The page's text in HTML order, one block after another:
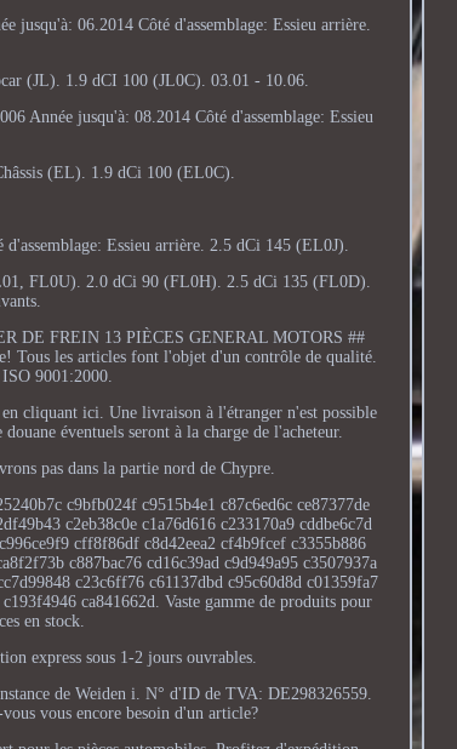
06.2014 Côté d'assemblage: Essieu arrière.
(JL). 1.9 dCI 100 (JL0C). 03.01 - 10.06.
Année jusqu'à: 08.2014 Côté d'assemblage: Essieu
(EL). 1.9 dCi 100 (EL0C).
Essieu arrière. 2.5 dCi 145 (EL0J).
FL0U). 2.0 dCi 90 (FL0H). 2.5 dCi 135 (FL0D).
DE FREIN 13 PIÈCES GENERAL MOTORS ##
les articles font l'objet d'un contrôle de qualité.
9001:2000.
cliquant ici. Une livraison à l'étranger n'est possible
éventuels seront à la charge de l'acheteur.
pas dans la partie nord de Chypre.
c9bfb024f c9515b4e1 c87c6ed6c ce87377de
c2eb38c0e c1a76d616 c233170a9 cddbe6c7d
cff8f86df c8d42eea2 cf4b9fcef c3355b886
c887bac76 cd16c39ad c9d949a95 c3507937a
c23c6ff76 c61137dbd c95c60d8d c01359fa7
ca841662d. Vaste gamme de produits pour
en stock.
express sous 1-2 jours ouvrables.
de Weiden i. N° d'ID de TVA: DE298326559.
vous encore besoin d'un article?